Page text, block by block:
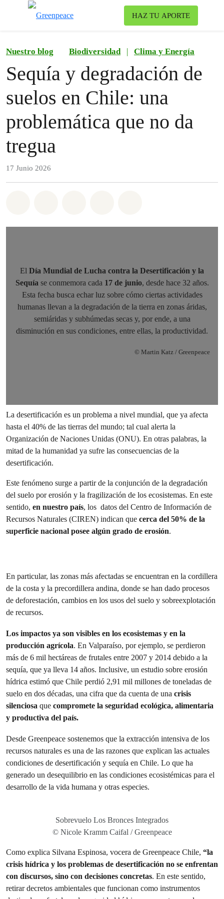
HAZ TU APORTE
Nuestro blog Biodiversidad | Clima y Energía
Sequía y degradación de
suelos en Chile: una
problemática que no da
tregua
17 Junio 2026
El Día Mundial de Lucha contra la Desertificación y la
Sequía se conmemora cada 17 de junio, desde hace 32 años.
Esta fecha busca echar luz sobre cómo ciertas actividades
humanas llevan a la degradación de la tierra en zonas áridas,
semiáridas y subhúmedas secas y, por ende, a una
disminución en sus condiciones, entre ellas, la productividad.
© Martin Katz / Greenpeace
La desertificación es un problema a nivel mundial, que ya afecta
hasta el 40% de las tierras del mundo; tal cual alerta la
Organización de Naciones Unidas (ONU). En otras palabras, la
mitad de la humanidad ya sufre las consecuencias de la
desertificación.
Este fenómeno surge a partir de la conjunción de la degradación
del suelo por erosión y la fragilización de los ecosistemas. En este
sentido, en nuestro país, los datos del Centro de Información de
Recursos Naturales (CIREN) indican que cerca del 50% de la
superficie nacional posee algún grado de erosión.
En particular, las zonas más afectadas se encuentran en la cordillera
de la costa y la precordillera andina, donde se han dado procesos
de deforestación, cambios en los usos del suelo y sobreexplotación
de recursos.
Los impactos ya son visibles en los ecosistemas y en la
producción agrícola. En Valparaíso, por ejemplo, se perdieron
más de 6 mil hectáreas de frutales entre 2007 y 2014 debido a la
sequía, que ya lleva 14 años. Inclusive, un estudio sobre erosión
hídrica estimó que Chile perdió 2,91 mil millones de toneladas de
suelo en dos décadas, una cifra que da cuenta de una crisis
silenciosa que compromete la seguridad ecológica, alimentaria
y productiva del país.
Desde Greenpeace sostenemos que la extracción intensiva de los
recursos naturales es una de las razones que explican las actuales
condiciones de desertificación y sequía en Chile. Lo que ha
generado un desequilibrio en las condiciones ecosistémicas para el
desarrollo de la vida humana y otras especies.
Sobrevuelo Los Bronces Integrados
© Nicole Kramm Caifal / Greenpeace
Como explica Silvana Espinosa, vocera de Greenpeace Chile, “la
crisis hídrica y los problemas de desertificación no se enfrentan
con discursos, sino con decisiones concretas. En este sentido,
retirar decretos ambientales que funcionan como instrumentos